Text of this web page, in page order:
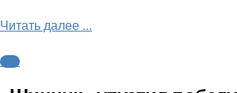
Читать далее ...
ФНЛ